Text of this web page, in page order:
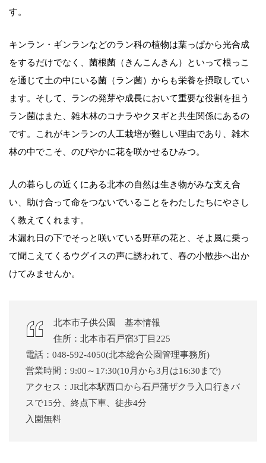
す。
キンラン・ギンランなどのラン科の植物は葉っぱから光合成
をするだけでなく、菌根菌（きんこんきん）といって根っこ
を通じて土の中にいる菌（ラン菌）からも栄養を摂取してい
ます。そして、ランの発芽や成長において重要な役割を担う
ラン菌はまた、雑木林のコナラやクヌギと共生関係にあるの
です。これがキンランの人工栽培が難しい理由であり、雑木
林の中でこそ、のびやかに花を咲かせるひみつ。
人の暮らしの近くにある北本の自然は生き物がみな支え合
い、助け合って命をつないでいることをわたしたちにやさし
く教えてくれます。
木漏れ日の下でそっと咲いている野草の花と、そよ風に乗っ
て聞こえてくるウグイスの声に誘われて、春の小散歩へ出か
けてみませんか。
北本市子供公園 基本情報
住所：北本市石戸宿3丁目225
電話：048-592-4050(北本総合公園管理事務所)
営業時間：9:00～17:30(10月から3月は16:30まで)
アクセス：JR北本駅西口から石戸蒲ザクラ入口行きバ
スで15分、終点下車、徒歩4分
入園無料